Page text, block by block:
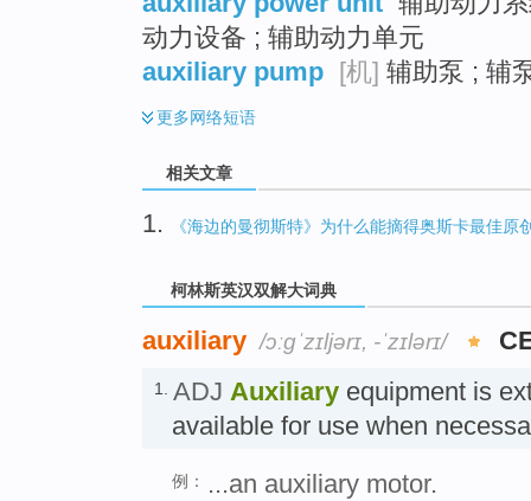
动力设备 ; 辅助动力单元
auxiliary pump [机] 辅助泵 ; 辅
更多网络短语
相关文章
1. 《海边的曼彻斯特》为什么能摘得奥斯卡最佳原
柯林斯英汉双解大词典
auxiliary /ɔːɡˈzɪljərɪ, -ˈzɪlərɪ/
1. ADJ Auxiliary equipment is
available for use when
例：
...an auxiliary motor.